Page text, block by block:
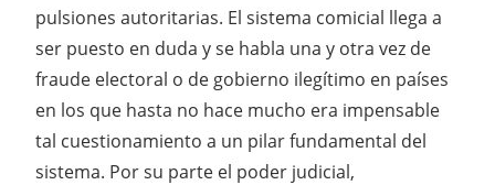
pulsiones autoritarias. El sistema comicial llega a
ser puesto en duda y se habla una y otra vez de
fraude electoral o de gobierno ilegítimo en países
en los que hasta no hace mucho era impensable
tal cuestionamiento a un pilar fundamental del
sistema. Por su parte el poder judicial,